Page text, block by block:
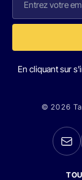
En cliquant sur
© 2026